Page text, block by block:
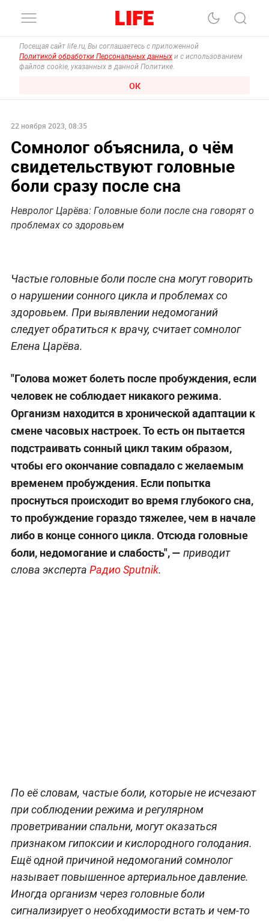
Посещая сайт life.ru, Вы соглашаетесь с приложенной
Политикой обработки Персональных данных и с использованием
файлов cookie, указанных в данной Политике.
ОК
22 ноября 2023, 08:35
Сомнолог объяснила, о чём
свидетельствуют головные
боли сразу после сна
Невролог Царёва: Головные боли после сна говорят о
проблемах со здоровьем
Частые головные боли после сна могут говорить
о нарушении сонного цикла и проблемах со
здоровьем. При выявлении недомоганий
следует обратиться к врачу, считает сомнолог
Елена Царёва.
"Голова может болеть после пробуждения, если
человек не соблюдает никакого режима.
Организм находится в хронической адаптации к
смене часовых настроек. То есть он пытается
подстраивать сонный цикл таким образом,
чтобы его окончание совпадало с желаемым
временем пробуждения. Если попытка
проснуться происходит во время глубокого сна,
то пробуждение гораздо тяжелее, чем в начале
либо в конце сонного цикла. Отсюда головные
боли, недомогание и слабость",— приводит
слова эксперта Радио Sputnik.
По её словам, частые боли, которые не исчезают
при соблюдении режима и регулярном
проветривании спальни, могут оказаться
признаком гипоксии и кислородного голодания.
Ещё одной причиной недомоганий сомнолог
называет повышенное артериальное давление.
Иногда организм через головные боли
сигнализирует о необходимости встать и чем-то